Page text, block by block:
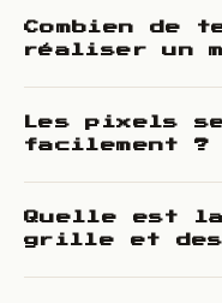
Combien de
réaliser un
Les pixels
facilement ?
Quelle est
grille et